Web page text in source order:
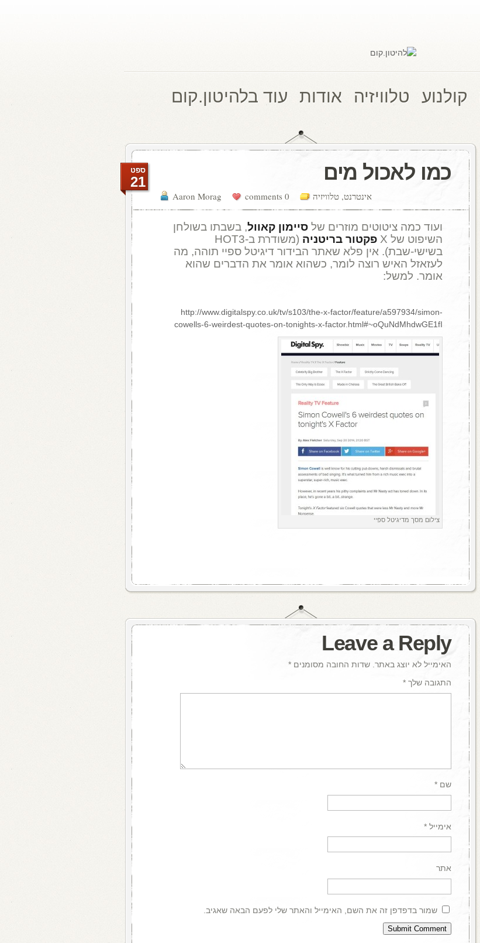
קולנוע טלוויזיה אודות עוד בלהיטון.קום
כמו לאכול מים
Aaron Morag 0 comments אינטרנט, טלוויזיה
ספט
21
ועוד כמה ציטוטים מוזרים של סיימון קאוול, בשבתו בשולחן
השיפוט של X
פקטור בריטניה
(משודרת ב-HOT3
בשישי-שבת). אין פלא שאתר הבידור דיגיטל ספיי תוהה, מה
לעזאזל האיש רוצה לומר, כשהוא אומר את הדברים שהוא
אומר. למשל:
http://www.digitalspy.co.uk/tv/s103/the-x-factor/feature/a597934/simon-
cowells-6-weirdest-quotes-on-tonights-x-factor.html#~oQuNdMhdwGE1fI
צילום מסך מדיגיטל ספיי
Leave a Reply
האימייל לא יוצג באתר. שדות החובה מסומנים *
התגובה שלך *
שם *
אימייל *
אתר
שמור בדפדפן זה את השם, האימייל והאתר שלי לפעם הבאה שאגיב.